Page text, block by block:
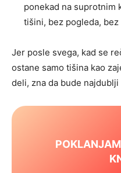
ponekad na suprotnim
tišini, bez pogleda,
Jer posle svega, kad se
ostane samo tišina kao
deli, zna da bude